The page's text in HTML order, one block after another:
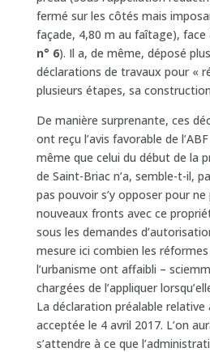
fermé sur les côtés mais
façade, 4,80 m au faîtage), face
n° 6). Il a, de même, déposé
déclarations de travaux pour «
plusieurs étapes, sa
De manière surprenante, ces
ont reçu l’avis favorable de
même que celui du début de la
de Saint-Briac n’a, semble-t-il,
pas pouvoir s’y opposer pour
nouveaux fronts avec ce
sous les demandes
mesure ici combien les
l’urbanisme ont affaibli –
chargées de l’appliquer
La déclaration préalable relative
acceptée le 4 avril 2017. L’on
s’attendre à ce que